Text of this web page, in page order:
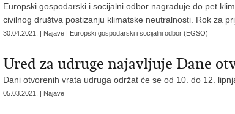
Europski gospodarski i socijalni odbor nagrađuje do pet
civilnog društva postizanju klimatske neutralnosti. Rok za
30.04.2021. | Najave | Europski gospodarski i socijalni odbor (EGSO)
Ured za udruge najavljuje Dane
Dani otvorenih vrata udruga održat će se od 10. do 12.
05.03.2021. | Najave